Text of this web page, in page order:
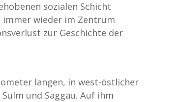
sozialen Schicht
immer wieder im Zentrum
zur Geschichte der
langen, in west-östlicher
und Saggau. Auf ihm